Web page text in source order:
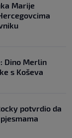
Marije
Dino Merlin
s Koševa
potvrdio da